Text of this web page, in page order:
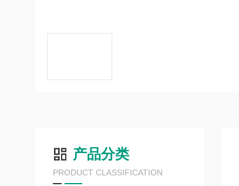
产品分类
PRODUCT CLASSIFICATION